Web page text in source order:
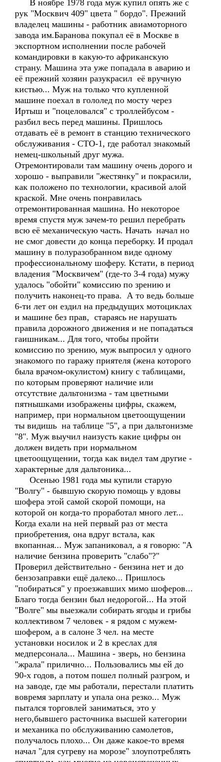
В ноябре 1978 года муж купил опять же с
рук "Москвич 409" цвета " бордо". Прежний
владелец машины - работник авиамоторного
завода им.Баранова покупал её в Москве в
экспортном исполнении после рабочей
командировки в какую-то африканскую
страну. Машина эта уже попадала в аварию и
её прежний хозяин разукрасил её вручную
кистью... Муж на только что купленной
машине поехал в гололед по мосту через
Иртыш и "поцеловался" с троллейбусом -
разбил весь перед машины. Пришлось
отдавать её в ремонт в станцию технического
обслуживания - СТО-1, где работал знакомый
немец-школьный друг мужа.
Отремонтировали там машину очень дорого и
хорошо - выправили "жестянку" и покрасили,
как положено по технологии, красивой алой
краской. Мне очень понравилась
отремонтированная машина. Но некоторое
время спустя муж зачем-то решил перебрать
всю её механическую часть. Начать начал но
не смог довести до конца переборку. И продал
машину в полуразобранном виде одному
профессиональному шоферу. Кстати, в период
владения "Москвичем" (где-то 3-4 года) мужу
удалось "обойти" комиссию по зрению и
получить наконец-то права. А то ведь больше
6-ти лет он ездил на предыдущих мотоциклах
и машине без прав, стараясь не нарушать
правила дорожного движения и не попадаться
гаишникам... Для того, чтобы пройти
комиссию по зрению, муж выпросил у одного
знакомого по гаражу приятеля (жена которого
была врачом-окулистом) книгу с таблицами,
по которым проверяют наличие или
отсутствие дальтонизма - там цветными
пятнышками изображены цифры, скажем,
например, при нормальном цветоощущении
ты видишь на таблице "5", а при дальтонизме
"8". Муж выучил наизусть какие цифры он
должен видеть при нормальном
цветоощущении, тогда как видел там другие -
характерные для дальтоника...
Осенью 1981 года мы купили старую
"Волгу" - бывшую скорую помощь у вдовы
шофера этой самой скорой помощи, на
которой он когда-то проработал много лет...
Когда ехали на ней первый раз от места
приобретения, она вдруг встала, как
вкопанная... Муж запаниковал, а я говорю: "А
наличие бензина проверить "слабо"?"
Проверил действительно - бензина нет и до
бензозаправки ещё далеко... Пришлось
"побираться" у проезжавших мимо шоферов...
Благо тогда бензин был недорогой... На этой
"Волге" мы выезжали собирать ягоды и грибы
коллективом 7 человек - я рядом с мужем-
шофером, а в салоне 3 чел. на месте
установки носилок и 2 в креслах для
медперсонала... Машина - зверь, но бензина
"жрала" прилично... Пользовались мы ей до
90-х годов, а потом пошел полный разгром, и
на заводе, где мы работали, перестали платить
вовремя зарплату и упала она резко... Муж
пытался торговлей заниматься, это у
него,бывшего расточника высшей категории
и механика по обслуживанию самолетов,
получалось плохо... Он даже какое-то время
начал "для сугреву на морозе" злоупотреблять